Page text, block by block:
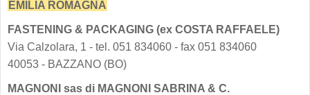
EMILIA ROMAGNA
FASTENING & PACKAGING (ex COSTA RAFFAELE)
Via Calzolara, 1 - tel. 051 834060 - fax 051 834060
40053 - BAZZANO (BO)
MAGNONI sas di MAGNONI SABRINA & C.